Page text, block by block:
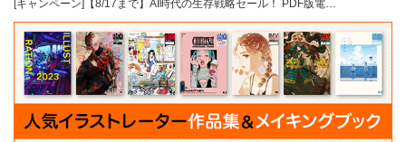
[キャンペーン]【8/17まで】AI時代の生存戦略セール！ PDF版電…